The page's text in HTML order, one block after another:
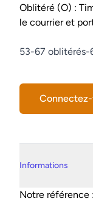
Conditions
Oblitéré (O) :
le courrier et
Description
53-67
Informations
Notre référence :